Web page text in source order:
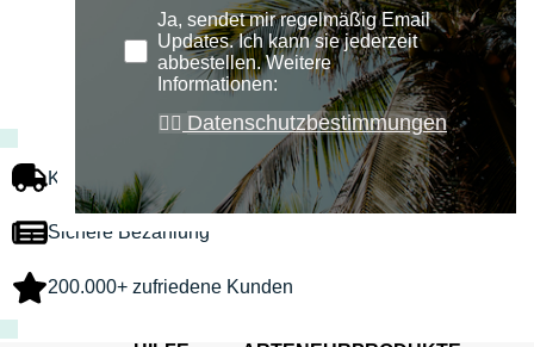
Kostenloser Versand
Sichere Bezahlung
200.000+ zufriedene Kunden
Ja, sendet mir regelmäßig Email
Updates. Ich kann sie jederzeit
abbestellen. Weitere
Informationen:
👉🏻 Datenschutzbestimmungen